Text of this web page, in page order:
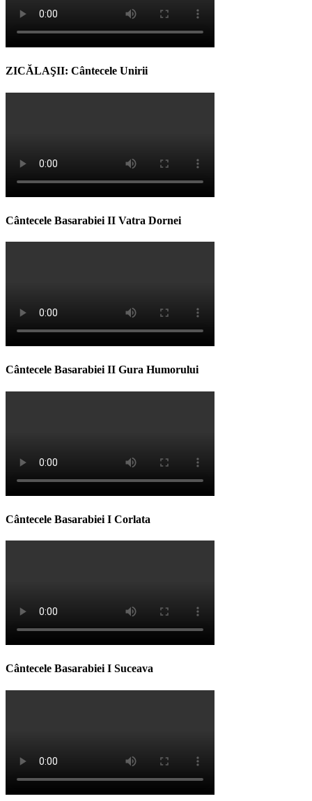
ZICĂLAŞII: Cântecele Unirii
Cântecele Basarabiei II Vatra Dornei
Cântecele Basarabiei II Gura Humorului
Cântecele Basarabiei I Corlata
Cântecele Basarabiei I Suceava